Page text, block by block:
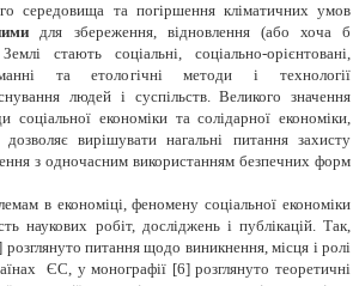
середовища та погіршення кліматичних умов
для збереження, відновлення (або хоча б
стають соціальні, соціально-орієнтовані,
та етологічні методи і технології
людей і суспільств. Великого значення
соціальної економіки та солідарної економіки,
вирішувати нагальні питання захисту
з одночасним використанням безпечних форм
в економіці, феномену соціальної економіки
наукових робіт, досліджень і публікацій. Так,
питання щодо виникнення, місця і ролі
ЄС, у монографії [6] розглянуто теоретичні